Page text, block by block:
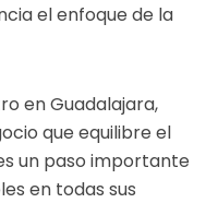
el enfoque de la
en Guadalajara,
que equilibre el
un paso importante
en todas sus